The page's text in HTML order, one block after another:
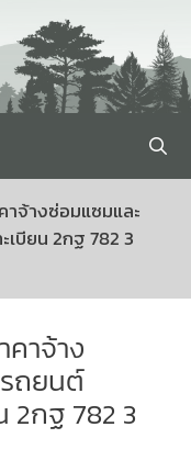
าจ้างซ่อมแซมและ
เบียน 2กฐ 782 3
คาจ้าง
ถยนต์
2กฐ 782 3